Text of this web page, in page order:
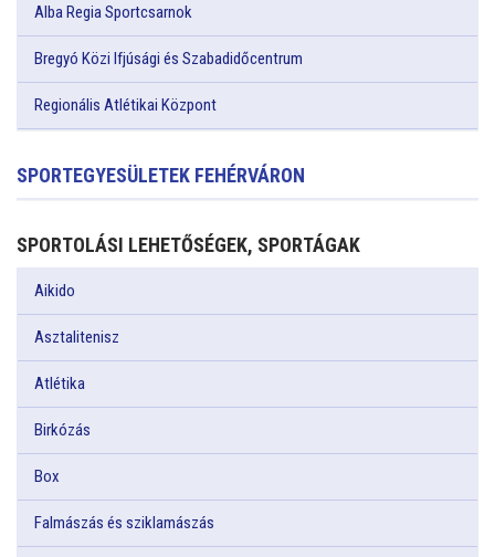
Alba Regia Sportcsarnok
Bregyó Közi Ifjúsági és Szabadidőcentrum
Regionális Atlétikai Központ
SPORTEGYESÜLETEK FEHÉRVÁRON
SPORTOLÁSI LEHETŐSÉGEK, SPORTÁGAK
Aikido
Asztalitenisz
Atlétika
Birkózás
Box
Falmászás és sziklamászás